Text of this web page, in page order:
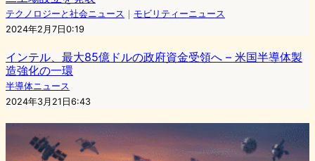
テクノロジーと社会ニュース ｜ モビリティーニュース
2024年2月7日0:19
インテル、最大85億ドルの政府資金受領へ – 米国半導体製
造強化の一環
半導体ニュース
2024年3月21日6:43